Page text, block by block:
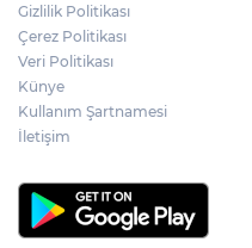
Gizlilik Politikası
Çerez Politikası
Veri Politikası
Künye
Kullanım Şartnamesi
İletişim